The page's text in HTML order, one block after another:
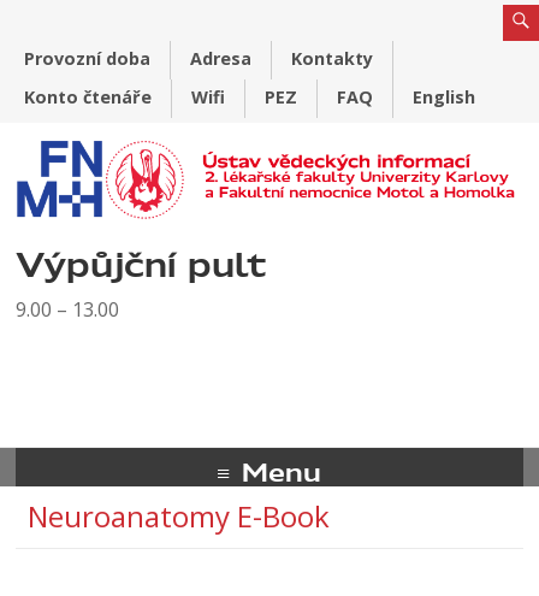
Provozní doba Adresa
Kontakty
Konto čtenáře
Wifi PEZ FAQ English
Výpůjční pult
9.00 – 13.00
Menu
Neuroanatomy E-Book